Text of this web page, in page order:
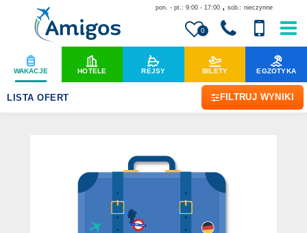
0
pon. - pt.: 9:00 - 17:00 , sob.: nieczynne
WAKACJE HOTELE REJSY BILETY EGZOTYKA
LISTA OFERT FILTRUJ WYNIKI